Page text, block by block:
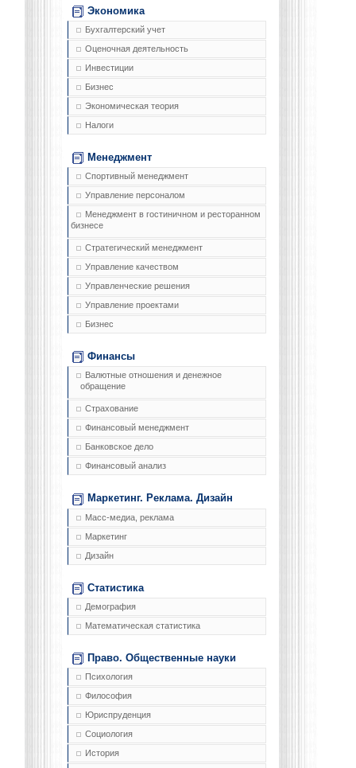
Экономика
Бухгалтерский учет
Оценочная деятельность
Инвестиции
Бизнес
Экономическая теория
Налоги
Менеджмент
Спортивный менеджмент
Управление персоналом
Менеджмент в гостиничном и ресторанном
бизнесе
Стратегический менеджмент
Управление качеством
Управленческие решения
Управление проектами
Бизнес
Финансы
Валютные отношения и денежное
обращение
Страхование
Финансовый менеджмент
Банковское дело
Финансовый анализ
Маркетинг. Реклама. Дизайн
Масс-медиа, реклама
Маркетинг
Дизайн
Статистика
Демография
Математическая статистика
Право. Общественные науки
Психология
Философия
Юриспруденция
Социология
История